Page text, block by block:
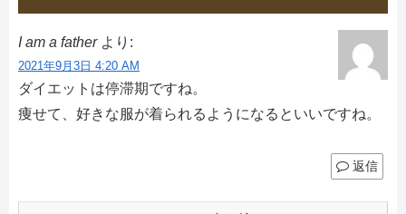
I am a father より:
2021年9月3日 4:20 AM
ダイエットは停滞期ですね。
痩せて、好きな服が着られるようになるといいですね。
返信